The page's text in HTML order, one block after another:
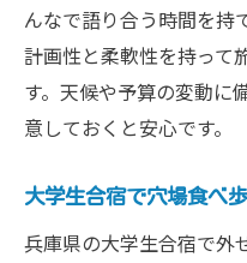
んなで語り合う時間を持
計画性と柔軟性を持って
す。天候や予算の変動に
意しておくと安心です。
大学生合宿で穴場食べ
兵庫県の大学生合宿で外